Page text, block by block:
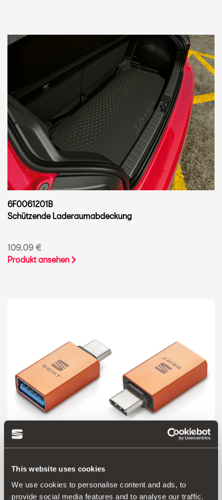
This website uses cookies
We use cookies to personalise content and ads, to
provide social media features and to analyse our traffic.
6F0061201B
Schützende Laderaumabdeckung
109.09 €
Produkt ansehen
000051444AP
Adapter USB/USB-C